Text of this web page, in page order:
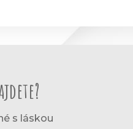
s láskou